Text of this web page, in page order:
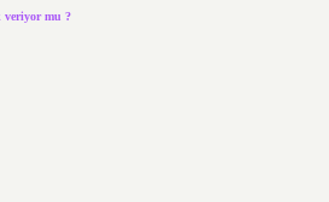
veriyor mu ?